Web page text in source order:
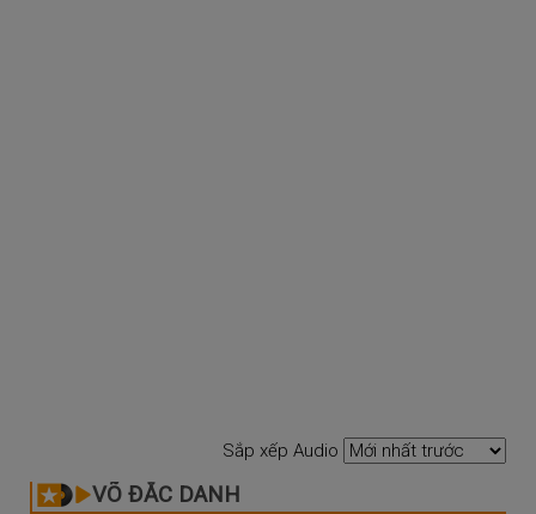
Sắp xếp Audio
VÕ ĐẮC DANH